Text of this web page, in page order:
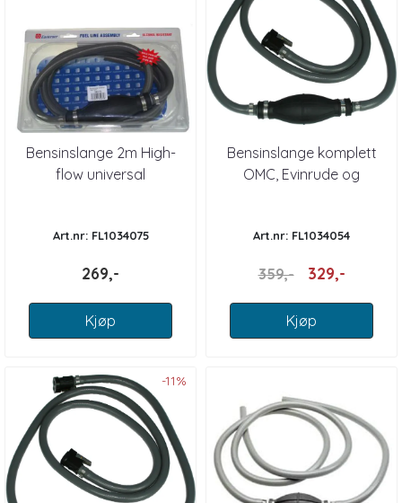
Bensinslange 2m High-
flow universal
Art.nr: FL1034075
269,-
Kjøp
Bensinslange komplett
OMC, Evinrude og
Art.nr: FL1034054
359,- 329,-
Kjøp
-11%